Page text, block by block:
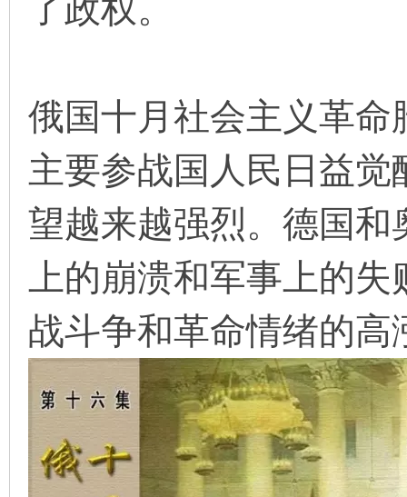
了政权。
俄国十月社会主义革
主要参战国人民日益
望越来越强烈。德国
上的崩溃和军事上的
战斗争和革命情绪的高